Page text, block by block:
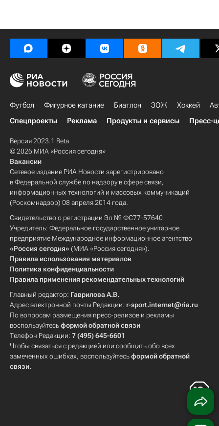
Футбол Фигурное катание Биатлон ЗОЖ Хоккей
Спецпроекты
Реклама Продукты и сервисы Пресс-
Версия 2023.1 Beta
© 2026 МИА «Россия сегодня»
Вакансии
Сетевое издание РИА Новости зарегистрировано
в Федеральной службе по надзору в сфере связи,
информационных технологий и массовых коммуникаций
(Роскомнадзор) 08 апреля 2014 года.
Свидетельство о регистрации Эл № ФС77-57640
Учредитель: Федеральное государственное унитарное
предприятие Международное информационное агентство
«Россия сегодня» (МИА «Россия сегодня»).
Правила использования материалов
Политика конфиденциальности
Правила применения рекомендательных технологий
Главный редактор: Гаврилова А.В.
Адрес электронной почты Редакции: r-sport.internet@ria.ru
По вопросам размещения пресс-релизов и рекламы
воспользуйтесьформой обратной связи
Телефон Редакции: 7 (495) 645-6601
Чтобы связаться с редакцией или сообщить обо всех
замеченных ошибках, воспользуйтесьформой обратной
связи.